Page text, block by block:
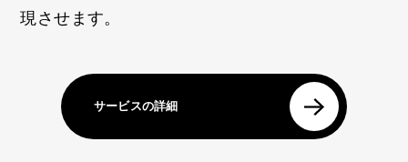
現させます。
サービスの詳細